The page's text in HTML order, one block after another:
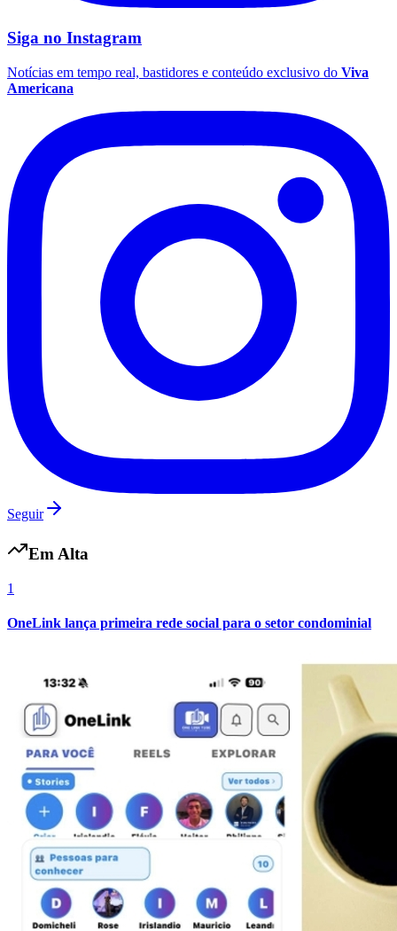
Vasco
Siga no Instagram
Notícias em tempo real, bastidores e conteúdo exclusivo do Viva
Americana
Seguir
Em Alta
1
OneLink lança primeira rede social para o setor condominial